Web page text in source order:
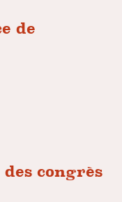
de
congrès